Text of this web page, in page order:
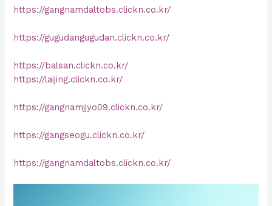
https://gangnamdaltobs.clickn.co.kr/
https://gugudangugudan.clickn.co.kr/
https://balsan.clickn.co.kr/
https://laijing.clickn.co.kr/
https://gangnamjjyo09.clickn.co.kr/
https://gangseogu.clickn.co.kr/
https://gangnamdaltobs.clickn.co.kr/